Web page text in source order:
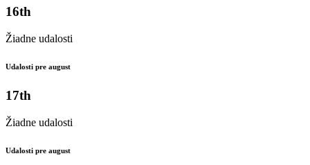
16th
Žiadne udalosti
Udalosti pre august
17th
Žiadne udalosti
Udalosti pre august